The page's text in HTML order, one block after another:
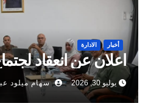
أخبار الادارة
اعلان عن انعقاد لجتماع
يوليو 30, 2026 سهام ميلود عبيد